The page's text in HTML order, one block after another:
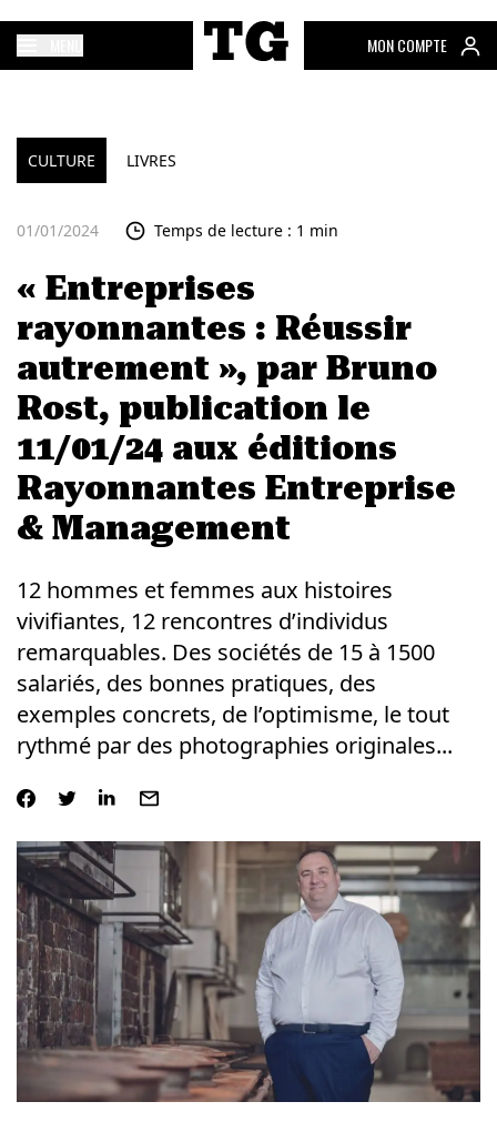
MON COMPTE
CULTURE LIVRES
01/01/2024 Temps de lecture : 1 min
« Entreprises
rayonnantes : Réussir
autrement », par Bruno
Rost, publication le
11/01/24 aux éditions
Rayonnantes Entreprise
& Management
12 hommes et femmes aux histoires
vivifiantes, 12 rencontres d’individus
remarquables. Des sociétés de 15 à 1500
salariés, des bonnes pratiques, des
exemples concrets, de l’optimisme, le tout
rythmé par des photographies originales...